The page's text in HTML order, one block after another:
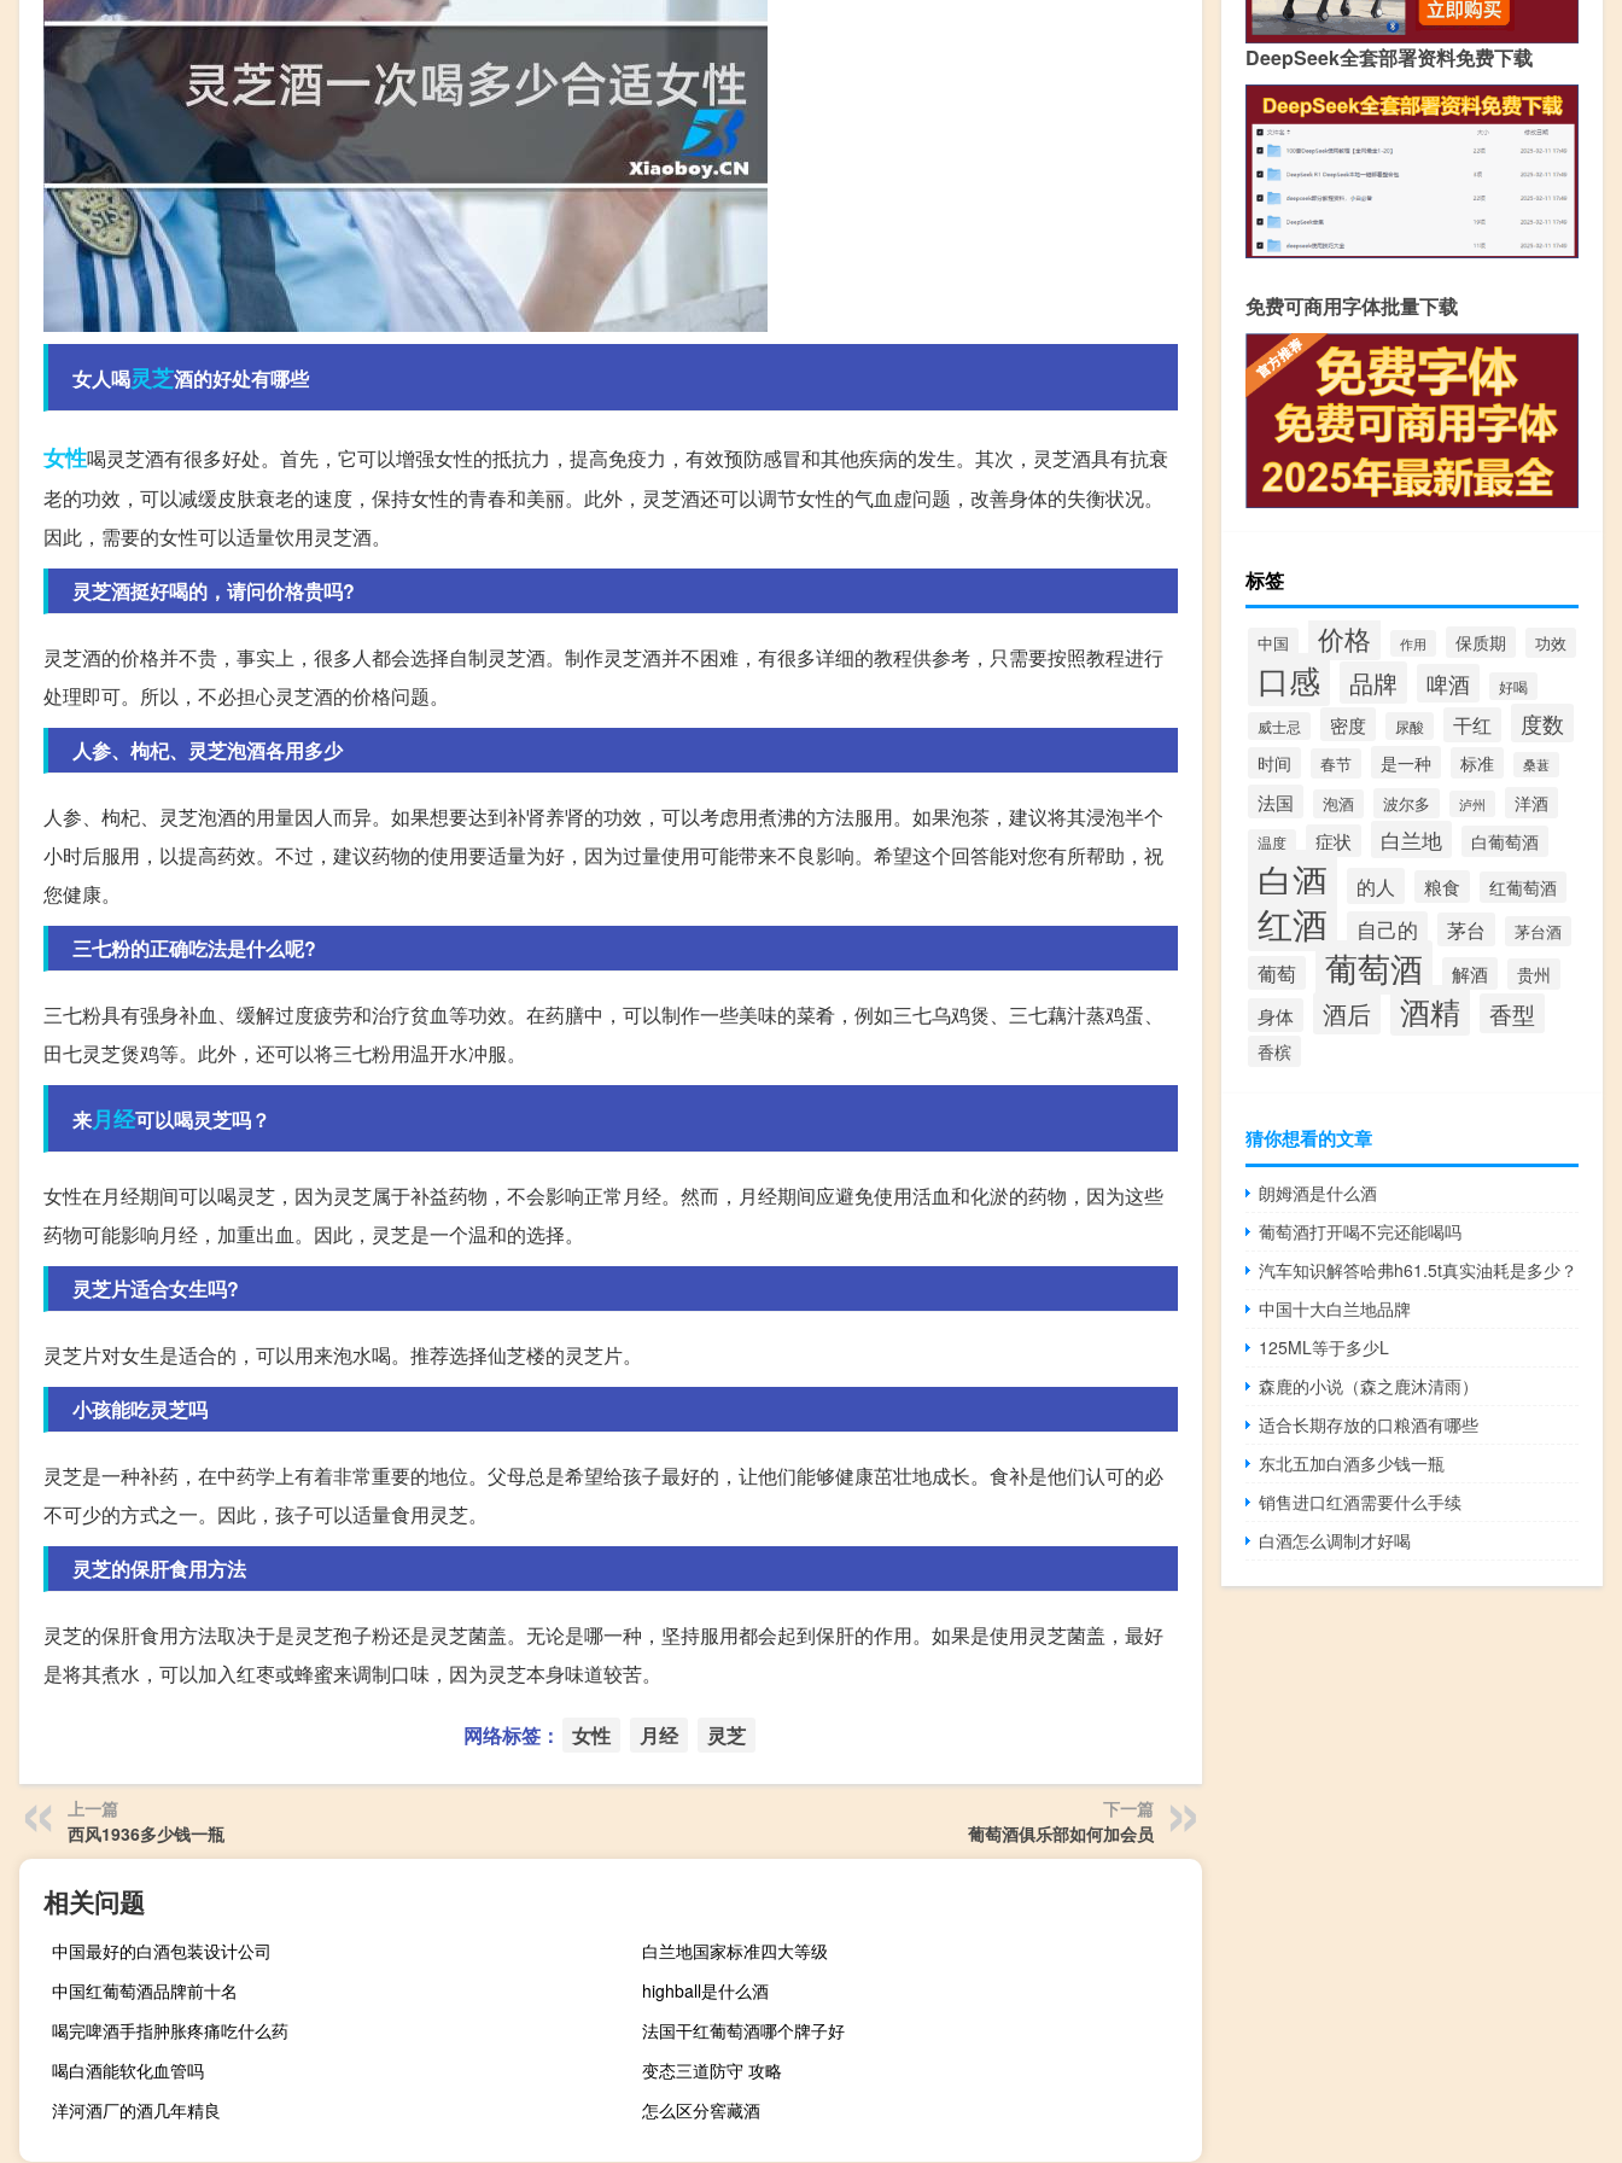
女人喝灵芝酒的好处有哪些
女性喝灵芝酒有很多好处。首先，它可以增强女性的抵抗力，提高免疫力，有效预防感冒和其他疾病的发生。其次，灵芝酒具有抗衰
老的功效，可以减缓皮肤衰老的速度，保持女性的青春和美丽。此外，灵芝酒还可以调节女性的气血虚问题，改善身体的失衡状况。
因此，需要的女性可以适量饮用灵芝酒。
灵芝酒挺好喝的，请问价格贵吗?
灵芝酒的价格并不贵，事实上，很多人都会选择自制灵芝酒。制作灵芝酒并不困难，有很多详细的教程供参考，只需要按照教程进行
处理即可。所以，不必担心灵芝酒的价格问题。
人参、枸杞、灵芝泡酒各用多少
人参、枸杞、灵芝泡酒的用量因人而异。如果想要达到补肾养肾的功效，可以考虑用煮沸的方法服用。如果泡茶，建议将其浸泡半个
小时后服用，以提高药效。不过，建议药物的使用要适量为好，因为过量使用可能带来不良影响。希望这个回答能对您有所帮助，祝
您健康。
三七粉的正确吃法是什么呢?
三七粉具有强身补血、缓解过度疲劳和治疗贫血等功效。在药膳中，可以制作一些美味的菜肴，例如三七乌鸡煲、三七藕汁蒸鸡蛋、
田七灵芝煲鸡等。此外，还可以将三七粉用温开水冲服。
来月经可以喝灵芝吗？
女性在月经期间可以喝灵芝，因为灵芝属于补益药物，不会影响正常月经。然而，月经期间应避免使用活血和化淤的药物，因为这些
药物可能影响月经，加重出血。因此，灵芝是一个温和的选择。
灵芝片适合女生吗?
灵芝片对女生是适合的，可以用来泡水喝。推荐选择仙芝楼的灵芝片。
小孩能吃灵芝吗
灵芝是一种补药，在中药学上有着非常重要的地位。父母总是希望给孩子最好的，让他们能够健康茁壮地成长。食补是他们认可的必
不可少的方式之一。因此，孩子可以适量食用灵芝。
灵芝的保肝食用方法
灵芝的保肝食用方法取决于是灵芝孢子粉还是灵芝菌盖。无论是哪一种，坚持服用都会起到保肝的作用。如果是使用灵芝菌盖，最好
是将其煮水，可以加入红枣或蜂蜜来调制口味，因为灵芝本身味道较苦。
网络标签： 女性 月经 灵芝
上一篇
西风1936多少钱一瓶
下一篇
葡萄酒俱乐部如何加会员
相关问题
中国最好的白酒包装设计公司
白兰地国家标准四大等级
中国红葡萄酒品牌前十名
highball是什么酒
喝完啤酒手指肿胀疼痛吃什么药
法国干红葡萄酒哪个牌子好
喝白酒能软化血管吗
变态三道防守 攻略
洋河酒厂的酒几年精良
怎么区分窖藏酒
DeepSeek全套部署资料免费下载
免费可商用字体批量下载
标签
中国 价格 作用 保质期 功效
口感 品牌 啤酒
好喝
威士忌
密度 尿酸 干红 度数
时间 春节 是一种 标准 桑葚
法国 泡酒 波尔多 泸州 洋酒
温度 症状 白兰地 白葡萄酒
白酒 的人 粮食 红葡萄酒
红酒 自己的 茅台 茅台酒
葡萄 葡萄酒 解酒 贵州
身体 酒后 酒精 香型
香槟
猜你想看的文章
朗姆酒是什么酒
葡萄酒打开喝不完还能喝吗
汽车知识解答哈弗h61.5t真实油耗是多少？
中国十大白兰地品牌
125ML等于多少L
森鹿的小说（森之鹿沐清雨）
适合长期存放的口粮酒有哪些
东北五加白酒多少钱一瓶
销售进口红酒需要什么手续
白酒怎么调制才好喝